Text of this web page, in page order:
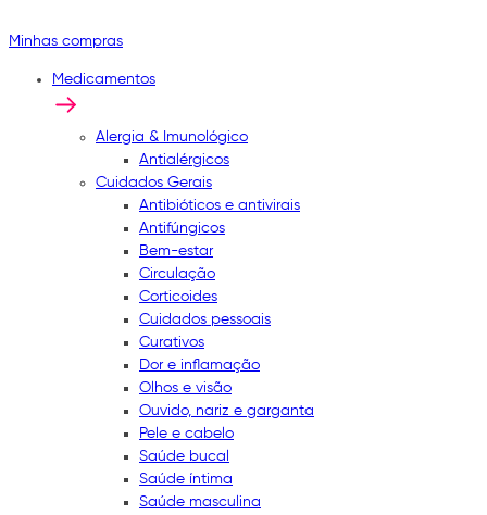
Minhas compras
Medicamentos
Alergia & Imunológico
Antialérgicos
Cuidados Gerais
Antibióticos e antivirais
Antifúngicos
Bem-estar
Circulação
Corticoides
Cuidados pessoais
Curativos
Dor e inflamação
Olhos e visão
Ouvido, nariz e garganta
Pele e cabelo
Saúde bucal
Saúde íntima
Saúde masculina